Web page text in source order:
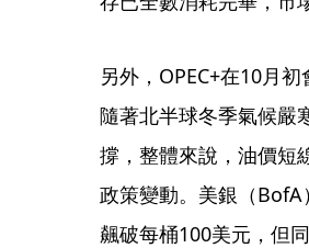
另外，OPEC+在10月
隨著北半球冬季氣候嚴
撐，整體來說，油價短
政策變動。美銀（
飆破每桶100美元，但